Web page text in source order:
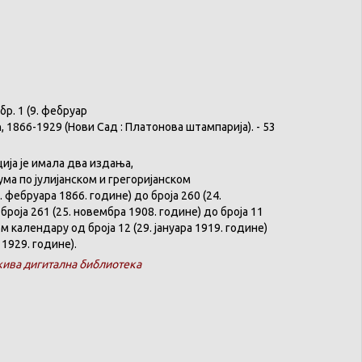
бр. 1 (9. фебруар
, 1866-1929 (Нови Сад : Платонова штампарија). - 53
је имала два издања,
по јулијанском и грегоријанском
фебруара 1866. године) до броја 260 (24.
261 (25. новембра 1908. године) до броја 11
календаруод броја 12 (29. јануара 1919. године)
године).
дигитална библиотека